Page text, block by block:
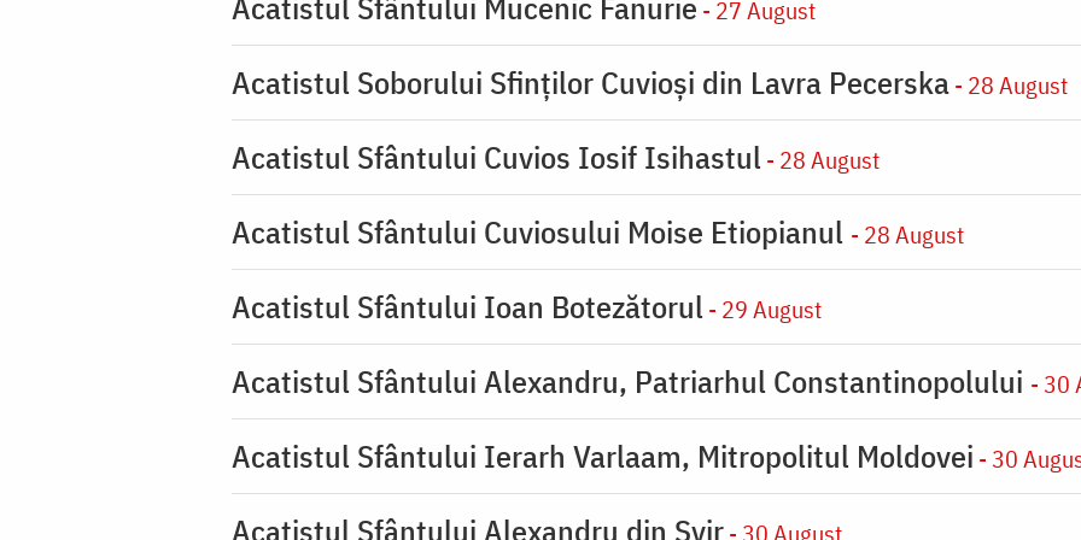
- 27 August
Acatistul Soborului Sfinților Cuvioși din Lavra Pecerska- 28 August
Acatistul Sfântului Cuvios Iosif Isihastul - 28 August
Acatistul Sfântului Cuviosului Moise Etiopianul - 28 August
Acatistul Sfântului Ioan Botezătorul - 29 August
Acatistul Sfântului Alexandru, Patriarhul Constantinopolului - 30
Acatistul Sfântului Ierarh Varlaam, Mitropolitul Moldovei - 30
Acatistul Sfântului Alexandru din Svir- 30 August